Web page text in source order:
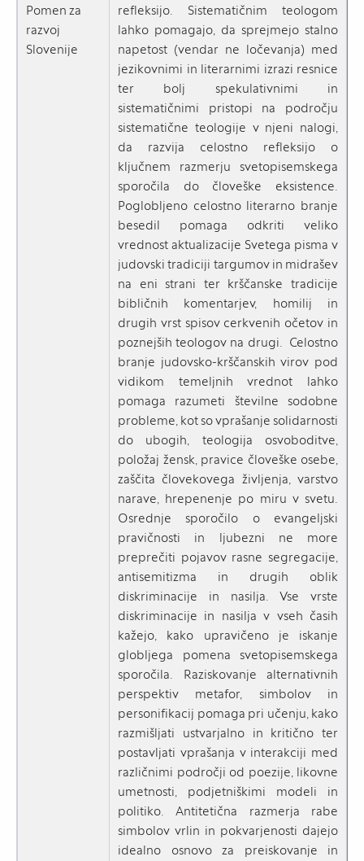
Pomen za
razvoj
Slovenije
refleksijo. Sistematičnim teologom
lahko pomagajo, da sprejmejo stalno
napetost (vendar ne ločevanja) med
jezikovnimi in literarnimi izrazi resnice
ter bolj spekulativnimi in
sistematičnimi pristopi na področju
sistematične teologije v njeni nalogi,
da razvija celostno refleksijo o
ključnem razmerju svetopisemskega
sporočila do človeške eksistence.
Poglobljeno celostno literarno branje
besedil pomaga odkriti veliko
vrednost aktualizacije Svetega pisma v
judovski tradiciji targumov in midrašev
na eni strani ter krščanske tradicije
bibličnih komentarjev, homilij in
drugih vrst spisov cerkvenih očetov in
poznejših teologov na drugi. Celostno
branje judovsko-krščanskih virov pod
vidikom temeljnih vrednot lahko
pomaga razumeti številne sodobne
probleme, kot so vprašanje solidarnosti
do ubogih, teologija osvoboditve,
položaj žensk, pravice človeške osebe,
zaščita človekovega življenja, varstvo
narave, hrepenenje po miru v svetu.
Osrednje sporočilo o evangeljski
pravičnosti in ljubezni ne more
preprečiti pojavov rasne segregacije,
antisemitizma in drugih oblik
diskriminacije in nasilja. Vse vrste
diskriminacije in nasilja v vseh časih
kažejo, kako upravičeno je iskanje
globljega pomena svetopisemskega
sporočila. Raziskovanje alternativnih
perspektiv metafor, simbolov in
personifikacij pomaga pri učenju, kako
razmišljati ustvarjalno in kritično ter
postavljati vprašanja v interakciji med
različnimi področji od poezije, likovne
umetnosti, podjetniškimi modeli in
politiko. Antitetična razmerja rabe
simbolov vrlin in pokvarjenosti dajejo
idealno osnovo za preiskovanje in